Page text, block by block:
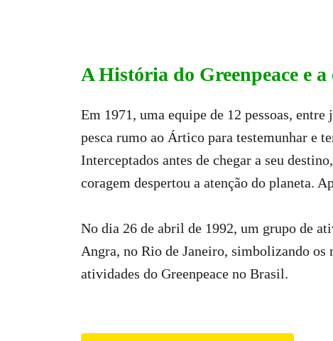
A História do Greenpeace e
Em 1971, uma equipe de 12 pessoas,
pesca rumo ao Ártico para testemunhar e
Interceptados antes de chegar a seu
coragem despertou a atenção do planeta.
No dia 26 de abril de 1992, um grupo de
Angra, no Rio de Janeiro, simbolizando
atividades do Greenpeace no Brasil.